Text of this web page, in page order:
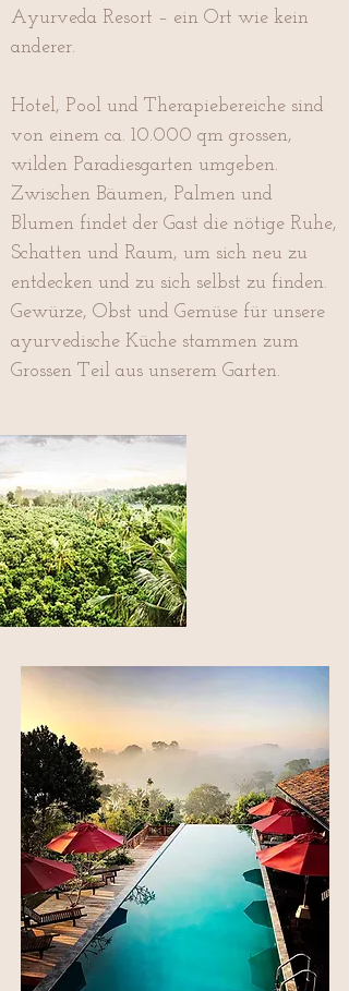
Ayurveda Resort – ein Ort wie kein
anderer.
Hotel, Pool und Therapiebereiche sind
von einem ca. 10.000 qm grossen,
wilden Paradiesgarten umgeben.
Zwischen Bäumen, Palmen und
Blumen findet der Gast die nötige Ruhe,
Schatten und Raum, um sich neu zu
entdecken und zu sich selbst zu finden.
Gewürze, Obst und Gemüse für unsere
ayurvedische Küche stammen zum
Grossen Teil aus unserem Garten.